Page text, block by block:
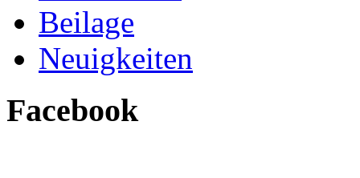
Beilage
Neuigkeiten
Facebook